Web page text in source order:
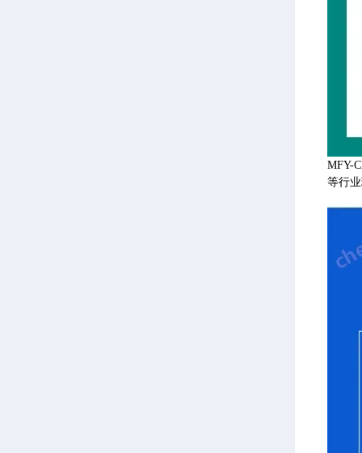
MFY-
等行